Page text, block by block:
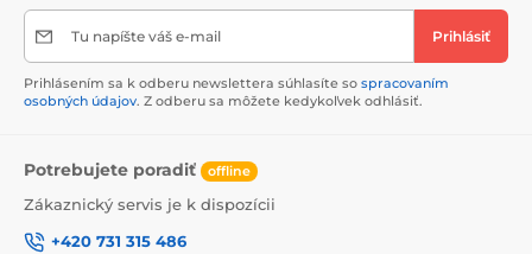
Tu napíšte váš e-mail Prihlásiť
Prihlásením sa k odberu newslettera súhlasíte so spracovaním
osobných údajov. Z odberu sa môžete kedykoľvek odhlásiť.
Potrebujete poradiť offline
Zákaznický servis je k dispozícii
+420 731 315 486